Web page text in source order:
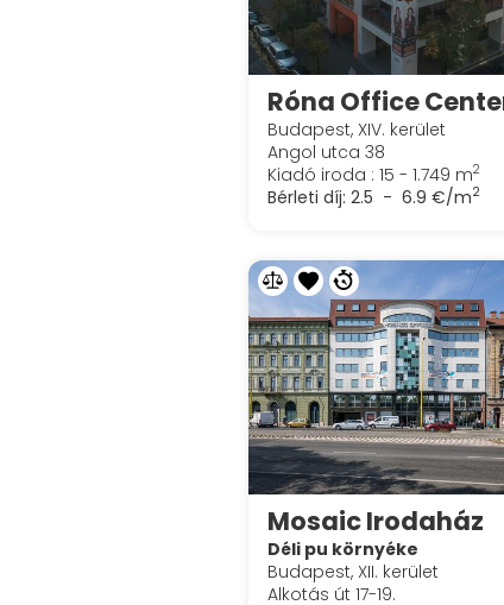
Róna Office
Budapest, XIV. kerület
Angol utca 38
Kiadó iroda : 15 - 1.749 m2
Bérleti díj: 2.5 - 6.9 €/m2
Mosaic Irodaház
Déli pu környéke
Budapest, XII. kerület
Alkotás út 17-19.